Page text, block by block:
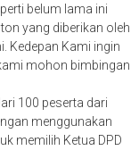
belum lama ini
yang diberikan oleh
Kedepan Kami ingin
mohon bimbingan
100 peserta dari
menggunakan
memilih Ketua DPD